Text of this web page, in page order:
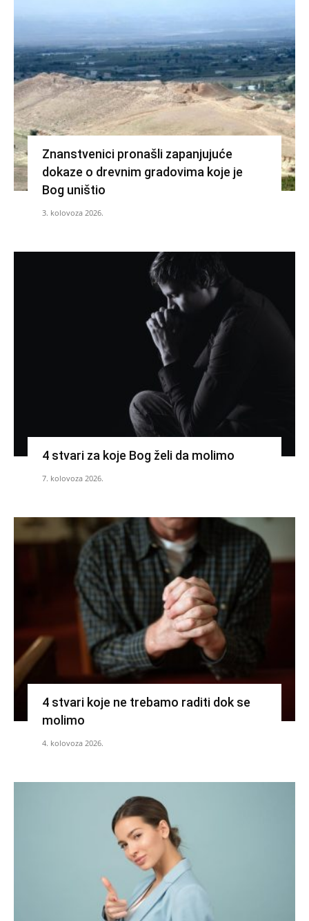
Znanstvenici pronašli zapanjujuće
dokaze o drevnim gradovima koje je
Bog uništio
3. kolovoza 2026.
4 stvari za koje Bog želi da molimo
7. kolovoza 2026.
4 stvari koje ne trebamo raditi dok se
molimo
4. kolovoza 2026.